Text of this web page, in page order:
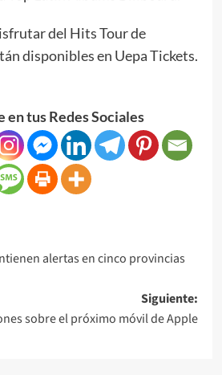
del Hits Tour de
disponibles en Uepa Tickets.
en tus Redes Sociales
alertas en cinco provincias
Siguiente:
sobre el próximo móvil de Apple